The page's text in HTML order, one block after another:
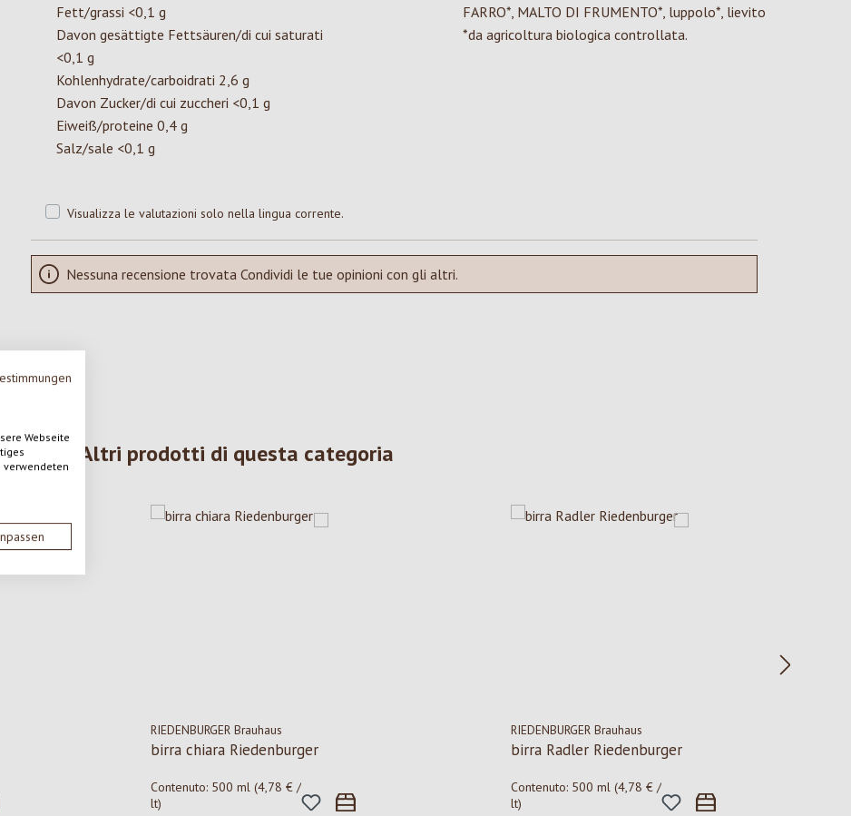
Webseite
verwendeten
Fett/grassi <0,1 g
Davon gesättigte Fettsäuren/di cui saturati
<0,1 g
Kohlenhydrate/carboidrati 2,6 g
Davon Zucker/di cui zuccheri <0,1 g
Eiweiß/proteine 0,4 g
Salz/sale <0,1 g
FARRO*, MALTO DI FRUMENTO*, luppolo*, lievito
*da agricoltura biologica controllata.
Visualizza le valutazioni solo nella lingua corrente.
Nessuna recensione trovata Condividi le tue opinioni con gli altri.
Altri prodotti di questa categoria
RIEDENBURGER Brauhaus
birra chiara Riedenburger
Contenuto: 500 ml (4,78 € /
lt)
RIEDENBURGER Brauhaus
birra Radler Riedenburger
Contenuto: 500 ml (4,78 € /
lt)